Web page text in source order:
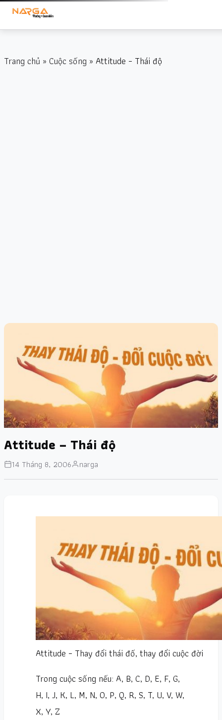
Trang chủ » Cuộc sống » Attitude – Thái độ
Attitude – Thái độ
14 Tháng 8, 2006 narga
Attitude – Thay đổi thái đố, thay đổi cuộc đời
Trong cuộc sống nếu: A, B, C, D, E, F, G,
H, I, J, K, L, M, N, O, P, Q, R, S, T, U, V, W,
X, Y, Z